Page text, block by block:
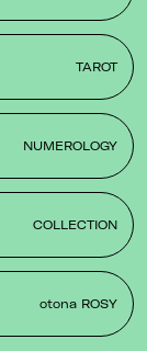
TAROT
NUMEROLOGY
COLLECTION
otona ROSY